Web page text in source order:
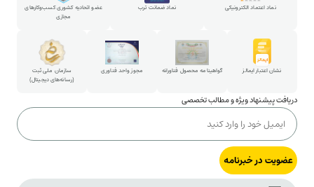
ارتباط با مدیرعامل
نماد اعتماد الکترونیکی نماد ضمانت ترب
عضو اتحادیه کشوری کسب‌وکارهای
مجازی
نشان اعتبار ایمالز گواهینامه محصول فناورانه مجوز واحد فناوری
سازمان ملی ثبت
(رسانه‌های دیجیتال)
دریافت پیشنهاد ویژه و مطالب تخصصی
عضویت در خبرنامه